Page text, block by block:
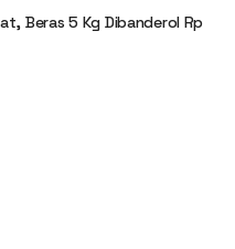
Beras 5 Kg Dibanderol Rp